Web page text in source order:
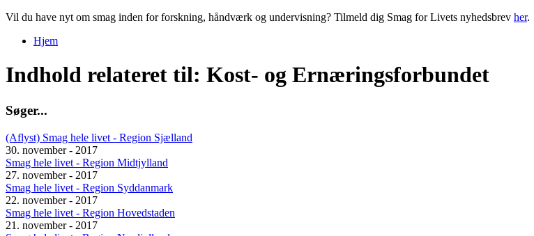
Vil du have nyt om smag inden for forskning, håndværk og undervisning? Tilmeld dig Smag for Livets nyhedsbrev her.
Hjem
Indhold relateret til: Kost- og Ernæringsforbundet
Søger...
(Aflyst) Smag hele livet - Region Sjælland
30. november - 2017
Smag hele livet - Region Midtjylland
27. november - 2017
Smag hele livet - Region Syddanmark
22. november - 2017
Smag hele livet - Region Hovedstaden
21. november - 2017